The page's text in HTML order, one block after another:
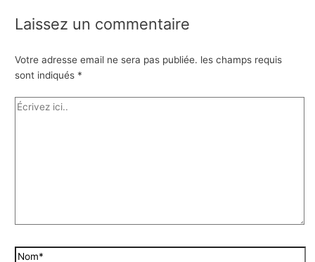
Laissez un commentaire
Votre adresse email ne sera pas publiée. les champs requis
sont indiqués *